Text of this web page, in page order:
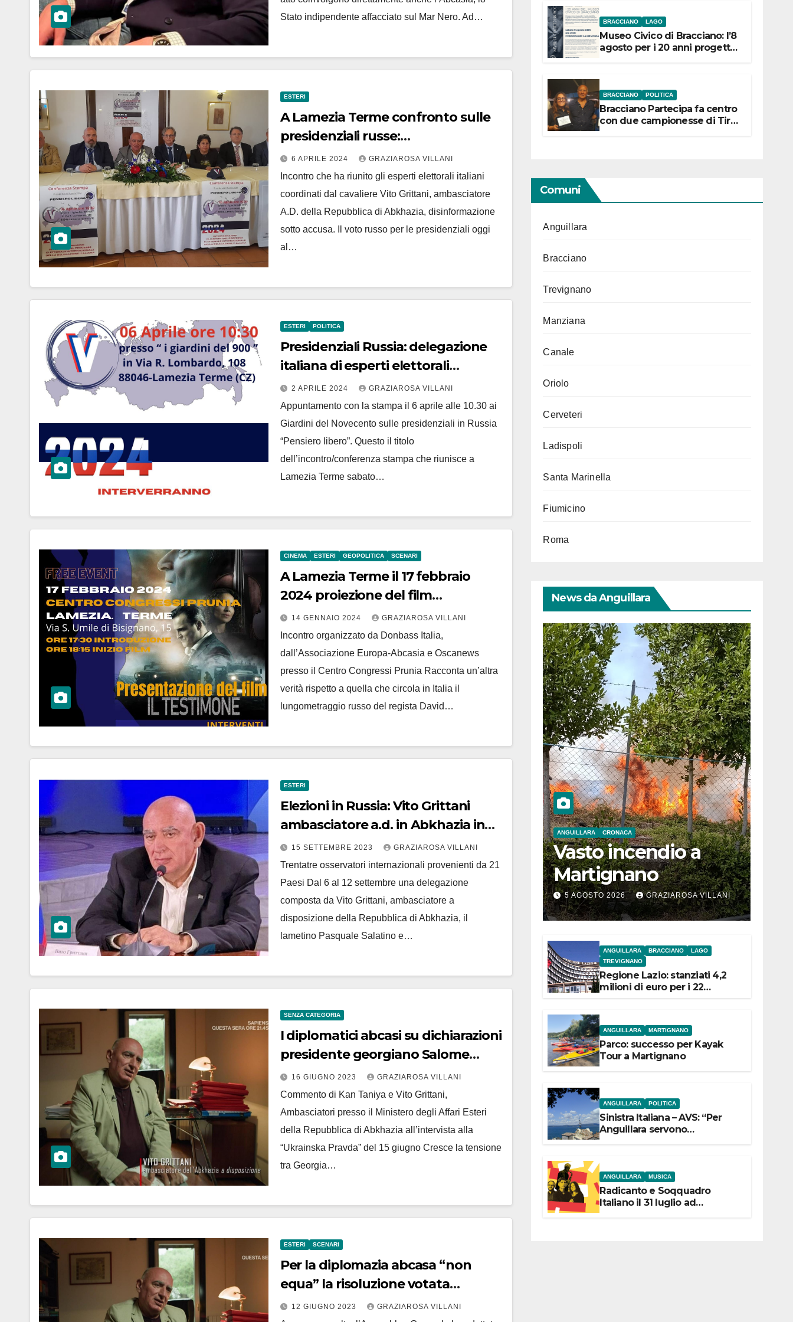
Stato indipendente affacciato sul Mar Nero. Ad…
ESTERI
A Lamezia Terme confronto sulle
presidenziali russe:
disinformazione sotto accusa
6 APRILE 2024 GRAZIAROSA VILLANI
Incontro che ha riunito gli esperti elettorali italiani
coordinati dal cavaliere Vito Grittani, ambasciatore
A.D. della Repubblica di Abkhazia, disinformazione
sotto accusa. Il voto russo per le presidenziali oggi
al…
ESTERI POLITICA
Presidenziali Russia: delegazione
italiana di esperti elettorali
incontra la stampa a Lamezia
Terme
2 APRILE 2024 GRAZIAROSA VILLANI
Appuntamento con la stampa il 6 aprile alle 10.30 ai
Giardini del Novecento sulle presidenziali in Russia
“Pensiero libero”. Questo il titolo
dell’incontro/conferenza stampa che riunisce a
Lamezia Terme sabato…
CINEMA ESTERI GEOPOLITICA SCENARI
A Lamezia Terme il 17 febbraio
2024 proiezione del film
“controcorrente” Il Testimone
14 GENNAIO 2024 GRAZIAROSA VILLANI
Incontro organizzato da Donbass Italia,
dall’Associazione Europa-Abcasia e Oscanews
presso il Centro Congressi Prunia Racconta un’altra
verità rispetto a quella che circola in Italia il
lungometraggio russo del regista David…
ESTERI
Elezioni in Russia: Vito Grittani
ambasciatore a.d. in Abkhazia in
Lugansk e Donetsk
15 SETTEMBRE 2023 GRAZIAROSA VILLANI
Trentatre osservatori internazionali provenienti da 21
Paesi Dal 6 al 12 settembre una delegazione
composta da Vito Grittani, ambasciatore a
disposizione della Repubblica di Abkhazia, il
lametino Pasquale Salatino e…
SENZA CATEGORIA
I diplomatici abcasi su dichiarazioni
presidente georgiano Salome
Zurabishvili : “Come l’aggressore
gioca a fare la vittima”
16 GIUGNO 2023 GRAZIAROSA VILLANI
Commento di Kan Taniya e Vito Grittani,
Ambasciatori presso il Ministero degli Affari Esteri
della Repubblica di Abkhazia all’intervista alla
“Ukrainska Pravda” del 15 giugno Cresce la tensione
tra Georgia…
ESTERI SCENARI
Per la diplomazia abcasa “non
equa” la risoluzione votata
dall’Assemblea Generale delle
12 GIUGNO 2023 GRAZIAROSA VILLANI
BRACCIANO LAGO
Museo Civico di Bracciano: l’8
agosto per i 20 anni progetto
BRACCIANO POLITICA
Bracciano Partecipa fa centro
con due campionesse di Tiro
Comuni
Anguillara
Bracciano
Trevignano
Manziana
Canale
Oriolo
Cerveteri
Ladispoli
Santa Marinella
Fiumicino
Roma
News da Anguillara
ANGUILLARA CRONACA
Vasto incendio a
Martignano
5 AGOSTO 2026 GRAZIAROSA VILLANI
ANGUILLARA BRACCIANO
LAGO
TREVIGNANO
Regione Lazio: stanziati 4,2
milioni di euro per i 22
ANGUILLARA MARTIGNANO
Parco: successo per Kayak
Tour a Martignano
ANGUILLARA POLITICA
Sinistra Italiana – AVS: “Per
Anguillara servono
ANGUILLARA MUSICA
Radicanto e Soqquadro
Italiano il 31 luglio ad